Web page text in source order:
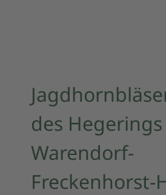
des Hegerings
Warendorf-
Freckenhorst-